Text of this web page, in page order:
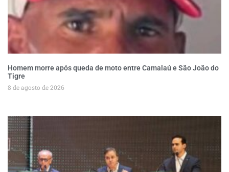
Homem morre após queda de moto entre Camalaú e São João do
Tigre
8 de agosto de 2026